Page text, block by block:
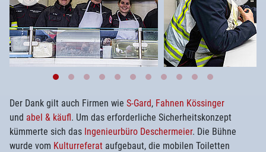
Der Dank gilt auch Firmen wie S-Gard, Fahnen Kössinger
und abel & käufl. Um das erforderliche Sicherheitskonzept
kümmerte sich das Ingenieurbüro Deschermeier. Die Bühne
wurde vom Kulturreferat aufgebaut, die mobilen Toiletten